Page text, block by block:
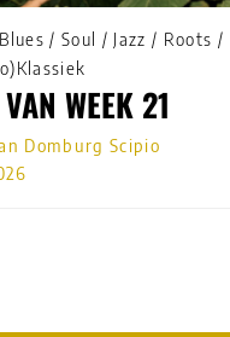
Blues / Soul / Jazz / Roots /
WEEK 21
Domburg Scipio